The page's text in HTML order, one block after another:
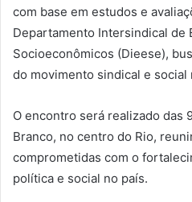
com base em estudos e
Departamento Intersindical de
Socioeconômicos (Dieese),
do movimento sindical e
O encontro será realizado das
Branco, no centro do Rio,
comprometidas com o
política e social no país.